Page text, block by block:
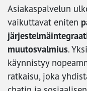
Asiakaspalvelun
vaikuttavat eniten
muutosvalmius.
käynnistyy
ratkaisu, joka